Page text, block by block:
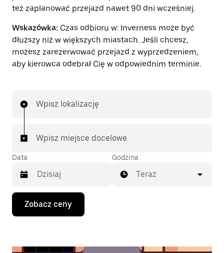
też zaplanować przejazd nawet 90 dni wcześniej.
Wskazówka: Czas odbioru w: Inverness może być
dłuższy niż w większych miastach. Jeśli chcesz,
możesz zarezerwować przejazd z wyprzedzeniem,
aby kierowca odebrał Cię w odpowiednim terminie.
Wpisz lokalizację
Wpisz miejsce docelowe
Data
Naciśnij
klawisz
strzałki
Godzina
Teraz
Zobacz ceny